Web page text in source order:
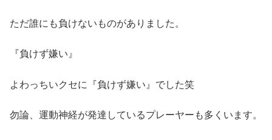
ただ誰にも負けないものがありました。
『負けず嫌い』
よわっちいクセに『負けず嫌い』でした笑
勿論、運動神経が発達しているプレーヤーも多くいます。